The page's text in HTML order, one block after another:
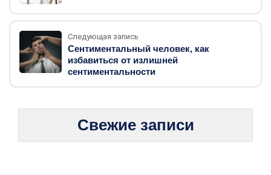
Следующая запись
Сентиментальный человек, как
избавиться от излишней
сентиментальности
Свежие записи